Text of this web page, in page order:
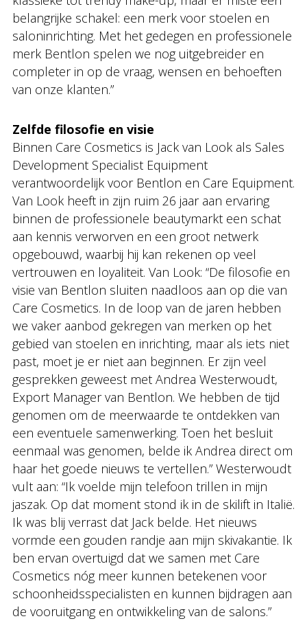
belangrijke schakel: een merk voor stoelen en
saloninrichting. Met het gedegen en professionele
merk Bentlon spelen we nog uitgebreider en
completer in op de vraag, wensen en behoeften
van onze klanten.”
Zelfde filosofie en visie
Binnen Care Cosmetics is Jack van Look als Sales
Development Specialist Equipment
verantwoordelijk voor Bentlon en Care Equipment.
Van Look heeft in zijn ruim 26 jaar aan ervaring
binnen de professionele beautymarkt een schat
aan kennis verworven en een groot netwerk
opgebouwd, waarbij hij kan rekenen op veel
vertrouwen en loyaliteit. Van Look: “De filosofie en
visie van Bentlon sluiten naadloos aan op die van
Care Cosmetics. In de loop van de jaren hebben
we vaker aanbod gekregen van merken op het
gebied van stoelen en inrichting, maar als iets niet
past, moet je er niet aan beginnen. Er zijn veel
gesprekken geweest met Andrea Westerwoudt,
Export Manager van Bentlon. We hebben de tijd
genomen om de meerwaarde te ontdekken van
een eventuele samenwerking. Toen het besluit
eenmaal was genomen, belde ik Andrea direct om
haar het goede nieuws te vertellen.” Westerwoudt
vult aan: “Ik voelde mijn telefoon trillen in mijn
jaszak. Op dat moment stond ik in de skilift in Italië.
Ik was blij verrast dat Jack belde. Het nieuws
vormde een gouden randje aan mijn skivakantie. Ik
ben ervan overtuigd dat we samen met Care
Cosmetics nóg meer kunnen betekenen voor
schoonheidsspecialisten en kunnen bijdragen aan
de vooruitgang en ontwikkeling van de salons.”